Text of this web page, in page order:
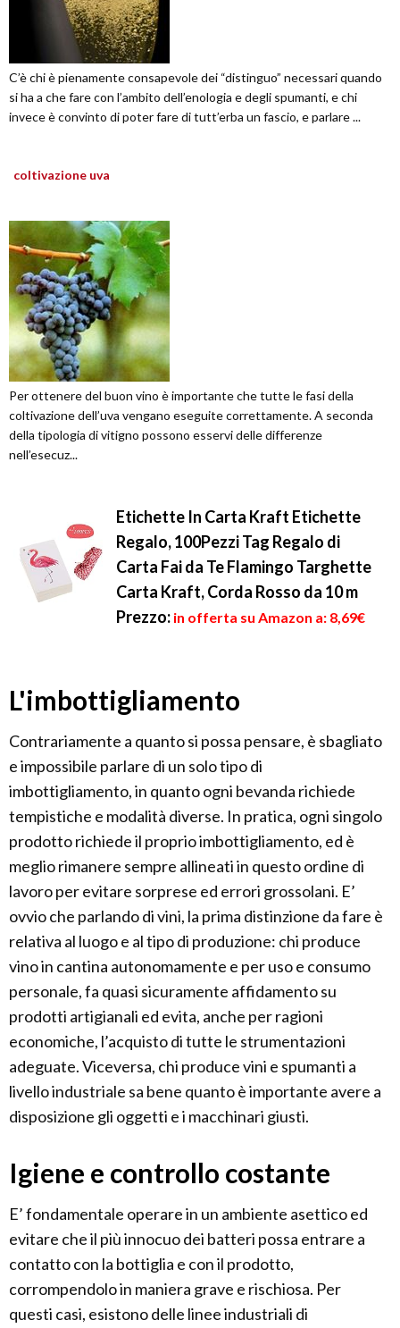
C’è chi è pienamente consapevole dei “distinguo” necessari quando
si ha a che fare con l’ambito dell’enologia e degli spumanti, e chi
invece è convinto di poter fare di tutt’erba un fascio, e parlare ...
coltivazione uva
Per ottenere del buon vino è importante che tutte le fasi della
coltivazione dell’uva vengano eseguite correttamente. A seconda
della tipologia di vitigno possono esservi delle differenze
nell’esecuz...
Etichette In Carta Kraft Etichette
Regalo, 100Pezzi Tag Regalo di
Carta Fai da Te Flamingo Targhette
Carta Kraft, Corda Rosso da 10 m
Prezzo: in offerta su Amazon a: 8,69€
L'imbottigliamento
Contrariamente a quanto si possa pensare, è sbagliato
e impossibile parlare di un solo tipo di
imbottigliamento, in quanto ogni bevanda richiede
tempistiche e modalità diverse. In pratica, ogni singolo
prodotto richiede il proprio imbottigliamento, ed è
meglio rimanere sempre allineati in questo ordine di
lavoro per evitare sorprese ed errori grossolani. E’
ovvio che parlando di vini, la prima distinzione da fare è
relativa al luogo e al tipo di produzione: chi produce
vino in cantina autonomamente e per uso e consumo
personale, fa quasi sicuramente affidamento su
prodotti artigianali ed evita, anche per ragioni
economiche, l’acquisto di tutte le strumentazioni
adeguate. Viceversa, chi produce vini e spumanti a
livello industriale sa bene quanto è importante avere a
disposizione gli oggetti e i macchinari giusti.
Igiene e controllo costante
E’ fondamentale operare in un ambiente asettico ed
evitare che il più innocuo dei batteri possa entrare a
contatto con la bottiglia e con il prodotto,
corrompendolo in maniera grave e rischiosa. Per
questi casi, esistono delle linee industriali di